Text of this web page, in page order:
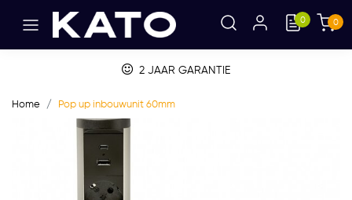
0 0
2 JAAR GARANTIE
Home Pop up inbouwunit 60mm